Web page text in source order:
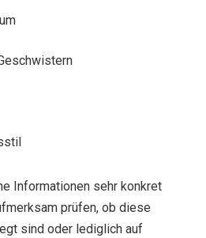
Informationen sehr konkret
prüfen, ob diese
sind oder lediglich auf